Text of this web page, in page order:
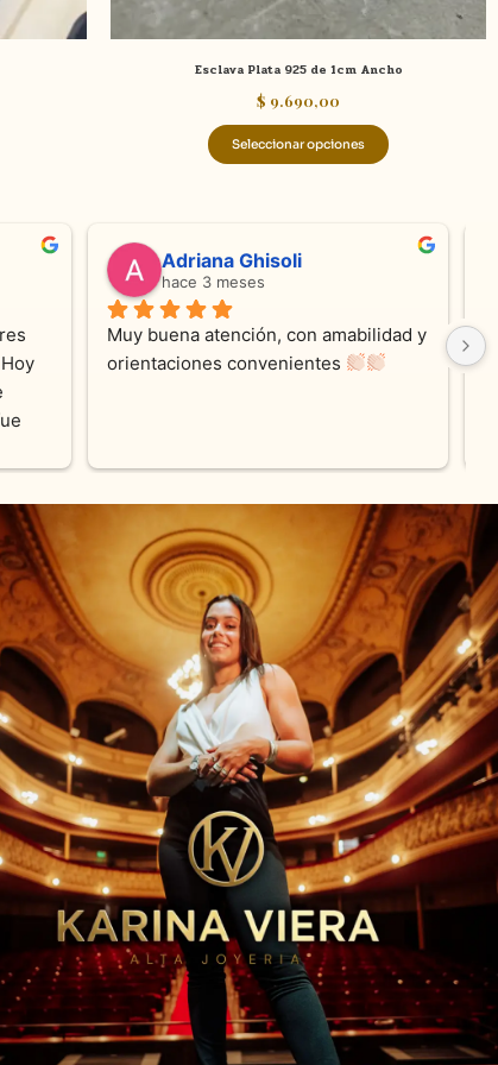
Esclava Plata 925 de 1cm Ancho
$ 9.690,00
Seleccionar opciones
producto
valentina silva
hace 6 meses
Muy linda atención, me encanta!!!Es la
segunda vez q compro, siempre